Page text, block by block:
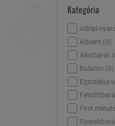
Kategória
Adriai
Advent (0)
Állatbarát (
Balaton (0)
Egzotikus
First